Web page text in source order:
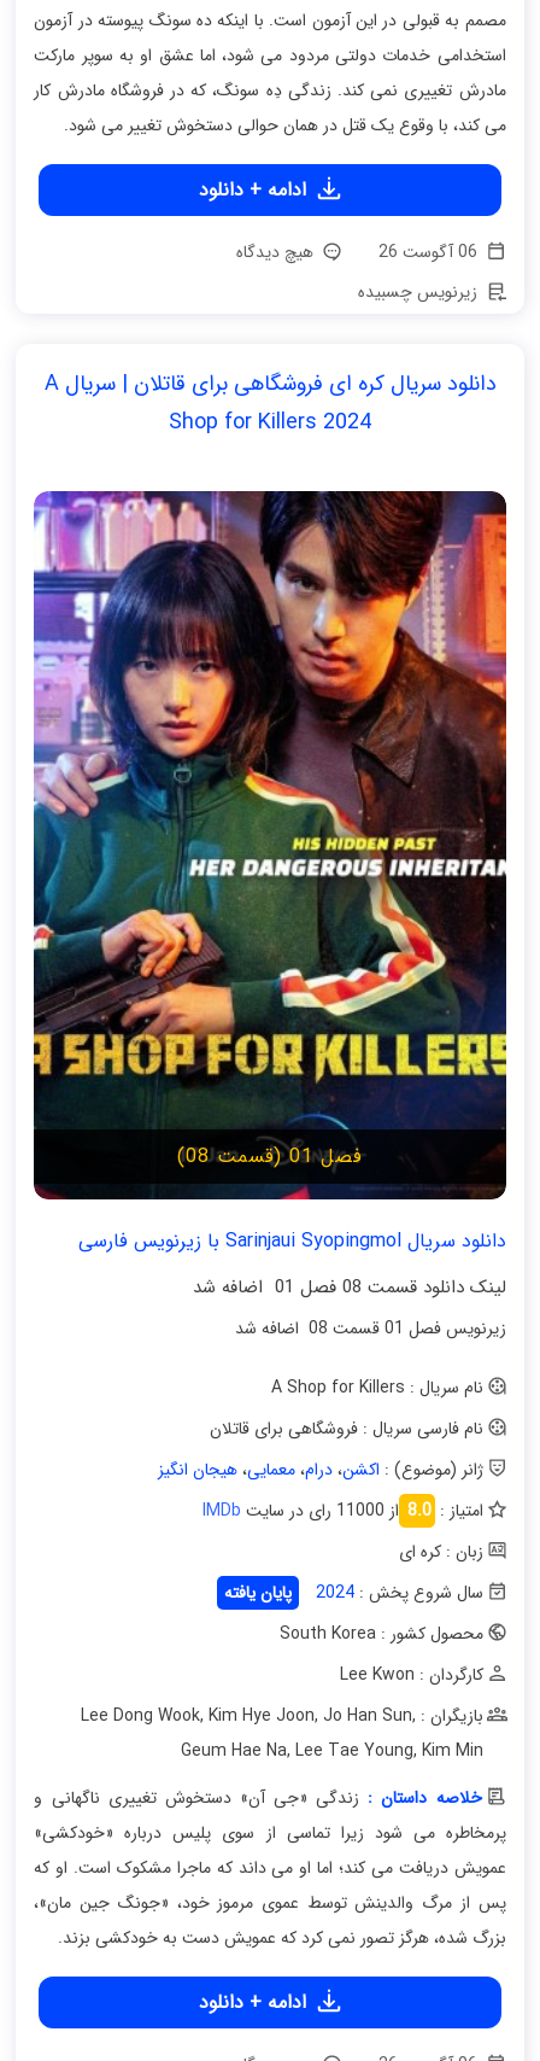
مصمم به قبولی در این آزمون است. با اینکه ده سونگ پیوسته در آزمون
استخدامی خدمات دولتی مردود می شود، اما عشق او به سوپر مارکت
مادرش تغییری نمی کند. زندگی دِه سونگ، که در فروشگاه مادرش کار
می کند، با وقوع یک قتل در همان حوالی دستخوش تغییر می شود.
ادامه + دانلود
هیچ دیدگاه
زیرنویس چسبیده
دانلود سریال کره ای فروشگاهی برای قاتلان | سریال A
Shop for Killers 2024
فصل 01 (قسمت 08)
دانلود سریال Sarinjaui Syopingmol با زیرنویس فارسی
لینک دانلود قسمت 08 فصل 01 اضافه شد
زیرنویس فصل 01 قسمت 08 اضافه شد
نام سریال : A Shop for Killers
نام فارسی سریال : فروشگاهی برای قاتلان
ژانر (موضوع) : اکشن،درام،معمایی،هیجان انگیز
امتیاز : 8.0 از 11000 رای در سایت
IMDb
زبان : کره ای
سال شروع پخش :2024
پایان یافته
محصول کشور : South Korea
کارگردان : Lee Kwon
بازیگران : Lee Dong Wook
, Kim Hye Joon, Jo Han Sun,
Geum Hae Na, Lee Tae Young, Kim Min
خلاصه داستان : زندگی «جی آن» دستخوش تغییری ناگهانی و
پرمخاطره می شود زیرا تماسی از سوی پلیس درباره «خودکشی»
عمویش دریافت می کند؛ اما او می داند که ماجرا مشکوک است. او که
پس از مرگ والدینش توسط عموی مرموز خود، «جونگ جین مان»،
بزرگ شده، هرگز تصور نمی کرد که عمویش دست به خودکشی بزند.
ادامه + دانلود